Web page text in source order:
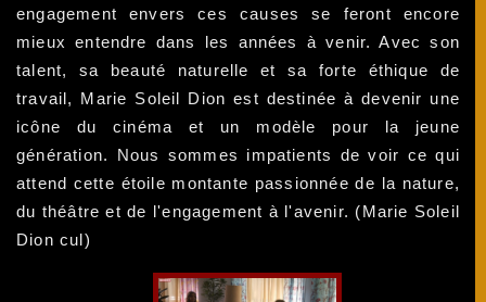
engagement envers ces causes se feront encore
mieux entendre dans les années à venir. Avec son
talent, sa beauté naturelle et sa forte éthique de
travail, Marie Soleil Dion est destinée à devenir une
icône du cinéma et un modèle pour la jeune
génération. Nous sommes impatients de voir ce qui
attend cette étoile montante passionnée de la nature,
du théâtre et de l'engagement à l'avenir. (Marie Soleil
Dion cul)